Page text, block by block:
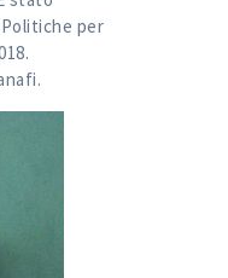
per
.